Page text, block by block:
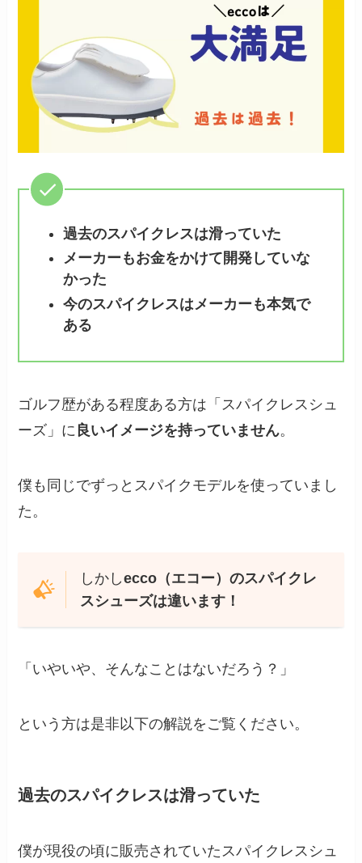
過去のスパイクレスは滑っていた
メーカーもお金をかけて開発していな
かった
今のスパイクレスはメーカーも本気で
ある
ゴルフ歴がある程度ある方は「スパイクレスシュ
ーズ」に 良いイメージを持っていません。
僕も同じでずっとスパイクモデルを使っていまし
た。
しかしecco（エコー）のスパイクレ
スシューズは違います！
「いやいや、そんなことはないだろう？」
という方は是非以下の解説をご覧ください。
過去のスパイクレスは滑っていた
僕が現役の頃に販売されていたスパイクレスシュ